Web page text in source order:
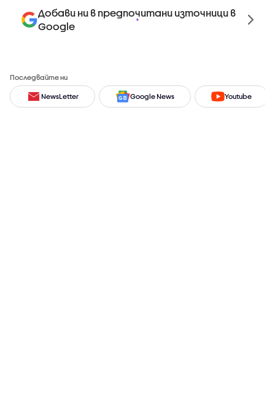
Добави ни в предпочитани източници в
Google
Последвайте ни
NewsLetter Google News Youtube